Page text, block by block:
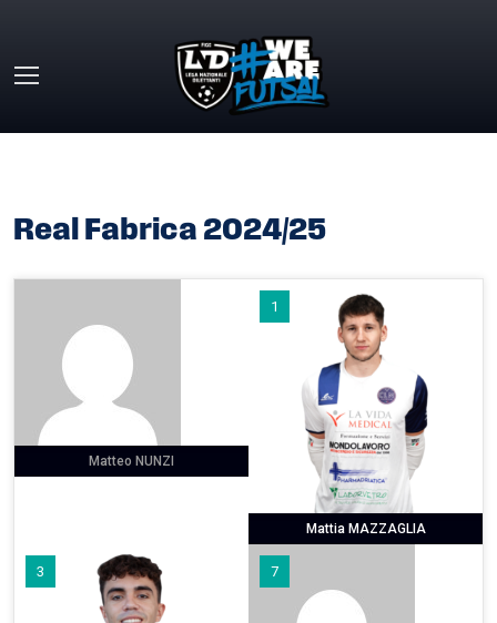
Real Fabrica 2024/25
Matteo NUNZI
1
Mattia MAZZAGLIA
3 7